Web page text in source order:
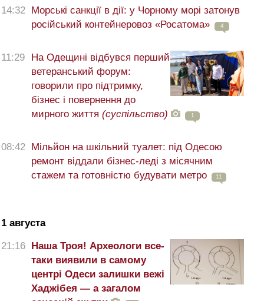
14:32 Морські санкції в дії: у Чорному морі затонув
російський контейнеровоз «Росатома»
4
11:29
На Одещині відбувся перший
ветеранський форум:
говорили про підтримку,
бізнес і повернення до
мирного життя (суспільство) 1
08:42 Мільйон на шкільний туалет: під Одесою
ремонт віддали бізнес-леді з місячним
стажем та готовністю будувати метро
11
1 августа
21:16 Наша Троя! Археологи все-
таки виявили в самому
центрі Одеси залишки вежі
Хаджібея — а загалом